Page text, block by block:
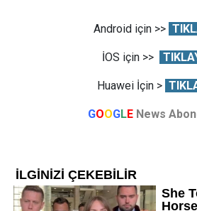
Android için >>
İOS için >>
Huawei İçin >
GOOGLE News